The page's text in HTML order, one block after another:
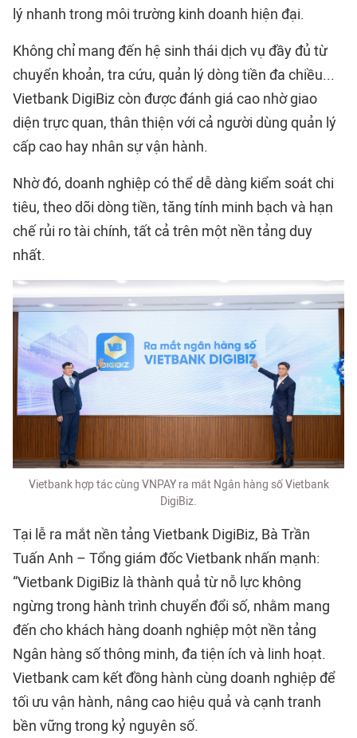
lý nhanh trong môi trường kinh doanh hiện đại.
Không chỉ mang đến hệ sinh thái dịch vụ đầy đủ từ
chuyển khoản, tra cứu, quản lý dòng tiền đa chiều...
Vietbank DigiBiz còn được đánh giá cao nhờ giao
diện trực quan, thân thiện với cả người dùng quản lý
cấp cao hay nhân sự vận hành.
Nhờ đó, doanh nghiệp có thể dễ dàng kiểm soát chi
tiêu, theo dõi dòng tiền, tăng tính minh bạch và hạn
chế rủi ro tài chính, tất cả trên một nền tảng duy
nhất.
Vietbank hợp tác cùng VNPAY ra mắt Ngân hàng số Vietbank
DigiBiz.
Tại lễ ra mắt nền tảng Vietbank DigiBiz, Bà Trần
Tuấn Anh – Tổng giám đốc Vietbank nhấn mạnh:
“Vietbank DigiBiz là thành quả từ nỗ lực không
ngừng trong hành trình chuyển đổi số, nhằm mang
đến cho khách hàng doanh nghiệp một nền tảng
Ngân hàng số thông minh, đa tiện ích và linh hoạt.
Vietbank cam kết đồng hành cùng doanh nghiệp để
tối ưu vận hành, nâng cao hiệu quả và cạnh tranh
bền vững trong kỷ nguyên số.